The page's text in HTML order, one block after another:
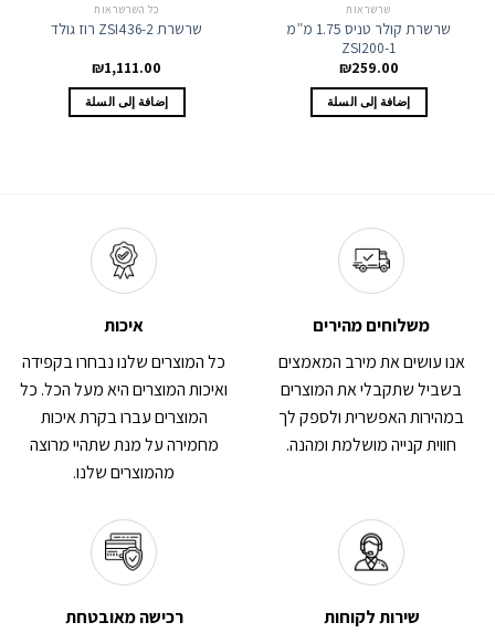
שרשראות
שרשרת קולר טניס 1.75 מ”מ
ZSI200-1
₪259.00
إضافة إلى السلة
כל השרשראות
שרשרת ZSI436-2 רוז גולד
₪1,111.00
إضافة إلى السلة
משלוחים מהירים
אנו עושים את מירב המאמצים
בשביל שתקבלי את המוצרים
במהירות האפשרית ולספק לך
חווית קנייה מושלמת ומהנה.
איכות
כל המוצרים שלנו נבחרו בקפידה
ואיכות המוצרים היא מעל הכל. כל
המוצרים עברו בקרת איכות
מחמירה על מנת שתהיי מרוצה
מהמוצרים שלנו.
שירות לקוחות
רכישה מאובטחת